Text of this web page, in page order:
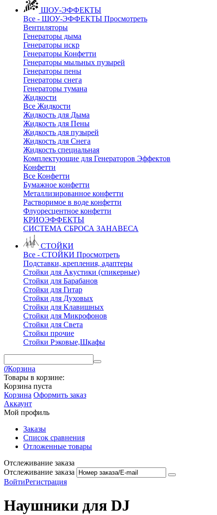
ШОУ-ЭФФЕКТЫ
Все - ШОУ-ЭФФЕКТЫ Просмотреть
Вентиляторы
Генераторы дыма
Генераторы искр
Генераторы Конфетти
Генераторы мыльных пузырей
Генераторы пены
Генераторы снега
Генераторы тумана
Жидкости
Все Жидкости
Жидкость для Дыма
Жидкость для Пены
Жидкость для пузырей
Жидкость для Снега
Жидкость специальная
Комплектующие для Генераторов Эффектов
Конфетти
Все Конфетти
Бумажное конфетти
Металлизированное конфетти
Растворимое в воде конфетти
Флуоресцентное конфетти
КРИОЭФФЕКТЫ
СИСТЕМА СБРОСА ЗАНАВЕСА
СТОЙКИ
Все - СТОЙКИ Просмотреть
Подставки, крепления, адаптеры
Стойки для Акустики (спикерные)
Стойки для Барабанов
Стойки для Гитар
Стойки для Духовых
Стойки для Клавишных
Стойки для Микрофонов
Стойки для Света
Стойки прочие
Стойки Рэковые,Шкафы
0Корзина
Товары в корзине:
Корзина пуста
Корзина Оформить заказ
Аккаунт
Мой профиль
Заказы
Список сравнения
Отложенные товары
Отслеживание заказа
Отслеживание заказа
ВойтиРегистрация
Наушники для DJ